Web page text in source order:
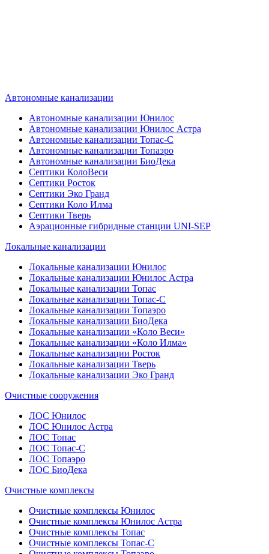
Автономные канализации
Автономные канализации Юнилос
Автономные канализации Юнилос Астра
Автономные канализации Топас-С
Автономные канализации Топаэро
Автономные канализации БиоДека
Септики КолоВеси
Септики Росток
Септики Эко Гранд
Септики Коло Илма
Септики Тверь
Аэрационные гибридные станции UNI-SEP
Локальные канализации
Локальные канализации Юнилос
Локальные канализации Юнилос Астра
Локальные канализации Топас
Локальные канализации Топас-С
Локальные канализации Топаэро
Локальные канализации БиоДека
Локальные канализации «Коло Веси»
Локальные канализации «Коло Илма»
Локальные канализации Росток
Локальные канализации Тверь
Локальные канализации Эко Гранд
Очистные сооружения
ЛОС Юнилос
ЛОС Юнилос Астра
ЛОС Топас
ЛОС Топас-С
ЛОС Топаэро
ЛОС БиоДека
Очистные комплексы
Очистные комплексы Юнилос
Очистные комплексы Юнилос Астра
Очистные комплексы Топас
Очистные комплексы Топас-С